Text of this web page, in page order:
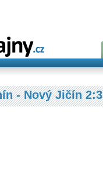
- Nový Jičín 2:3